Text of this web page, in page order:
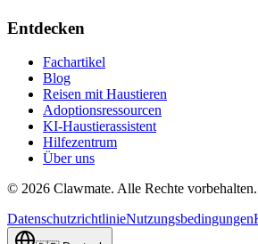
Entdecken
Fachartikel
Blog
Reisen mit Haustieren
Adoptionsressourcen
KI-Haustierassistent
Hilfezentrum
Über uns
© 2026 Clawmate. Alle Rechte vorbehalten.
DatenschutzrichtlinieNutzungsbedingungen